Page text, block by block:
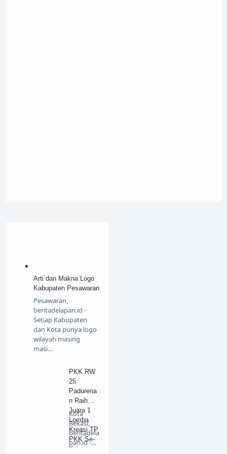
Arti dan Makna Logo
Kabupaten Pesawaran
Pesawaran,
beritadelapan.id -
Setiap Kabupaten
dan Kota punya logo
wilayah masing
masi…
PKK RW
25
Padurena
n Raih
Juara 1
Lomba
Kreasi TP
PKK Se-
Kota
Kota
Bekasi,
beritadela
pan.id -